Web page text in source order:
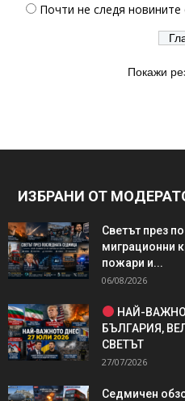
Почти не следя
Покажи
ИЗБРАНИ ОТ
Светът през
миграционни
пожари и...
06/08/2026
НАЙ-
БЪЛГАРИЯ,
СВЕТЪТ
27/07/2026
Седмичен